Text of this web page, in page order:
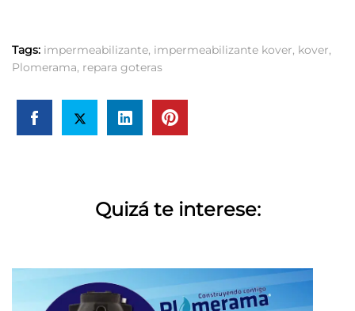
Tags: impermeabilizante, impermeabilizante kover, kover,
Plomerama, repara goteras
Quizá te interese: